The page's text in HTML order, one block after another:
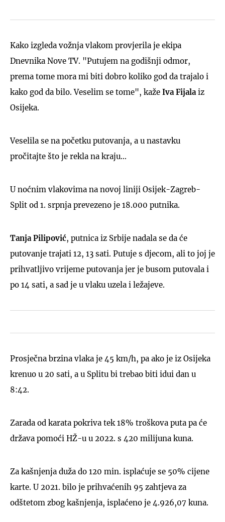
Kako izgleda vožnja vlakom provjerila je ekipa
Dnevnika Nove TV. "Putujem na godišnji odmor,
prema tome mora mi biti dobro koliko god da trajalo i
kako god da bilo. Veselim se tome", kaže Iva Fijala iz
Osijeka.
Veselila se na početku putovanja, a u nastavku
pročitajte što je rekla na kraju...
U noćnim vlakovima na novoj liniji Osijek-Zagreb-
Split od 1. srpnja prevezeno je 18.000 putnika.
Tanja Pilipović, putnica iz Srbije nadala se da će
putovanje trajati 12, 13 sati. Putuje s djecom, ali to joj je
prihvatljivo vrijeme putovanja jer je busom putovala i
po 14 sati, a sad je u vlaku uzela i ležajeve.
Prosječna brzina vlaka je 45 km/h, pa ako je iz Osijeka
krenuo u 20 sati, a u Splitu bi trebao biti idui dan u
8:42.
Zarada od karata pokriva tek 18% troškova puta pa će
država pomoći HŽ-u u 2022. s 420 milijuna kuna.
Za kašnjenja duža do 120 min. isplaćuje se 50% cijene
karte. U 2021. bilo je prihvaćenih 95 zahtjeva za
odštetom zbog kašnjenja, isplaćeno je 4.926,07 kuna.